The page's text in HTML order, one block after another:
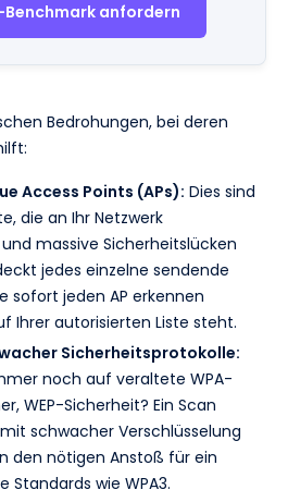
anfordern
Bedrohungen, bei deren
Access Points (APs): Dies sind
die an Ihr Netzwerk
massive Sicherheitslücken
jedes einzelne sendende
sofort jeden AP erkennen
Ihrer autorisierten Liste steht.
Sicherheitsprotokolle:
noch auf veraltete WPA-
WEP-Sicherheit? Ein Scan
schwacher Verschlüsselung
den nötigen Anstoß für ein
Standards wie WPA3.